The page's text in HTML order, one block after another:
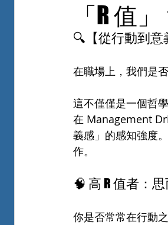
「R 值
🔍【從行動到意
在職場上，我們是
這不僅僅是一個哲
在 Management
義感」的感知強度
作。
🧠 高 R 值者：
你是否常常在行動